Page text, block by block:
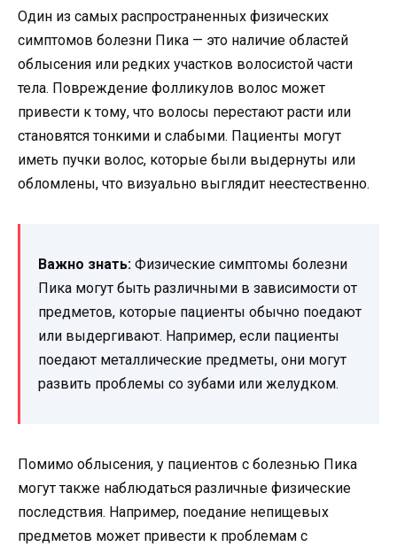
Один из самых распространенных физических
симптомов болезни Пика — это наличие областей
облысения или редких участков волосистой части
тела. Повреждение фолликулов волос может
привести к тому, что волосы перестают расти или
становятся тонкими и слабыми. Пациенты могут
иметь пучки волос, которые были выдернуты или
обломлены, что визуально выглядит неестественно.
Важно знать: Физические симптомы болезни
Пика могут быть различными в зависимости от
предметов, которые пациенты обычно поедают
или выдергивают. Например, если пациенты
поедают металлические предметы, они могут
развить проблемы со зубами или желудком.
Помимо облысения, у пациентов с болезнью Пика
могут также наблюдаться различные физические
последствия. Например, поедание непищевых
предметов может привести к проблемам с